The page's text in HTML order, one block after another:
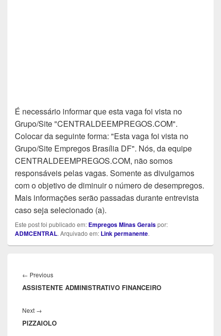
É necessário informar que esta vaga foi vista no
Grupo/Site "CENTRALDEEMPREGOS.COM".
Colocar da seguinte forma: "Esta vaga foi vista no
Grupo/Site Empregos Brasília DF". Nós, da equipe
CENTRALDEEMPREGOS.COM, não somos
responsáveis pelas vagas. Somente as divulgamos
com o objetivo de diminuir o número de desempregos.
Mais informações serão passadas durante entrevista
caso seja selecionado (a).
Este post foi publicado em: Empregos Minas Geraispor:
ADMCENTRAL. Arquivado em: Link permanente.
de
Post
← PreviousPrevious
post:
ASSISTENTE ADMINISTRATIVO FINANCEIRO
Next →
post:
PIZZAIOLO